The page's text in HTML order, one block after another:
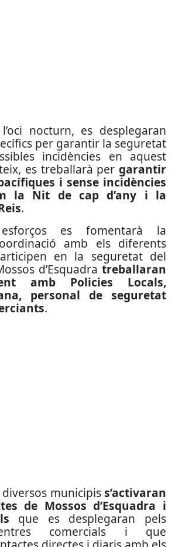
nocturn, es desplegaran
per garantir la seguretat
incidències en aquest
es treballarà per garantir
i sense incidències
la Nit de cap d’any i la
.
es fomentarà la
amb els diferents
en la seguretat del
d’Esquadra treballaran
amb Policies Locals,
personal de seguretat
.
municipiss’activaran
de Mossos d’Esquadra i
que es desplegaran pels
comercials i que